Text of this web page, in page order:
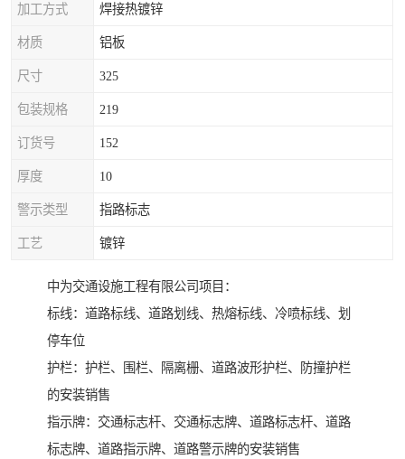
加工方式 焊接热镀锌
材质 铝板
尺寸 325
包装规格 219
订货号 152
厚度 10
警示类型 指路标志
工艺 镀锌
中为交通设施工程有限公司项目：
标线：道路标线、道路划线、热熔标线、冷喷标线、划
停车位
护栏：护栏、围栏、隔离栅、道路波形护栏、防撞护栏
的安装销售
指示牌：交通标志杆、交通标志牌、道路标志杆、道路
标志牌、道路指示牌、道路警示牌的安装销售